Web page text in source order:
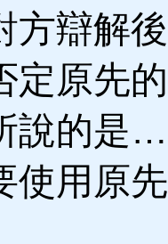
方辯解
定原先
說的
使用原